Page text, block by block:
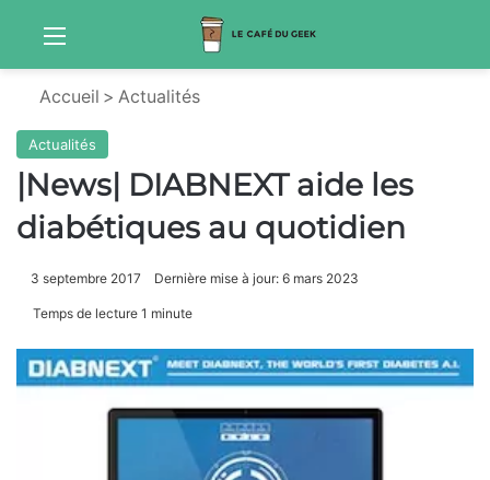
Accueil > Actualités
Actualités
|News| DIABNEXT aide les
diabétiques au quotidien
3 septembre 2017 Dernière mise à jour: 6 mars 2023
Temps de lecture 1 minute